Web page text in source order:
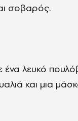
σοβαρός.
ένα λευκό
και μια